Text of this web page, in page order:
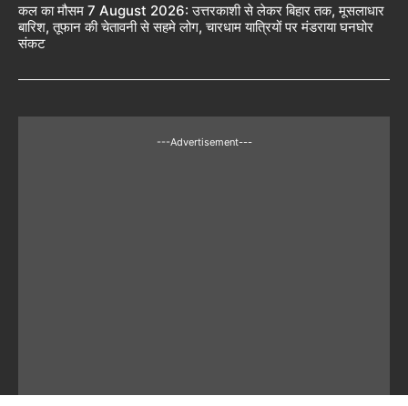
कल का मौसम 7 August 2026: उत्तरकाशी से लेकर बिहार तक, मूसलाधार
बारिश, तूफान की चेतावनी से सहमे लोग, चारधाम यात्रियों पर मंडराया घनघोर
संकट
---Advertisement---